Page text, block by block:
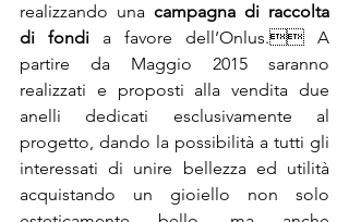
realizzando una campagna di raccolta
di fondi a favore dell’Onlus. A
partire da Maggio 2015 saranno
realizzati e proposti alla vendita due
anelli dedicati esclusivamente al
progetto, dando la possibilità a tutti gli
interessati di unire bellezza ed utilità
acquistando un gioiello non solo